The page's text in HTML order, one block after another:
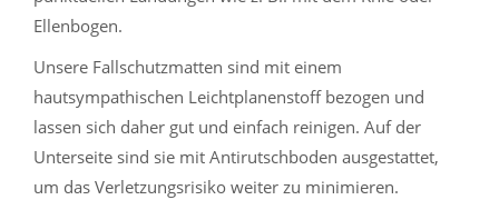
Ellenbogen.
Unsere Fallschutzmatten sind mit einem
hautsympathischen Leichtplanenstoff bezogen und
lassen sich daher gut und einfach reinigen. Auf der
Unterseite sind sie mit Antirutschboden ausgestattet,
um das Verletzungsrisiko weiter zu minimieren.